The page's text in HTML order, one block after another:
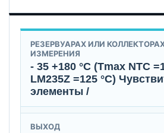
РЕЗЕРВУАРАХ ИЛИ
ИЗМЕРЕНИЯ
- 35 +180 °C (Tmax NTC
LМ235Z =125 °C)
элементы /
ВЫХОД